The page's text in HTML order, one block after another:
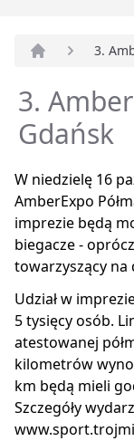
3.
3.
Gdańsk
W niedzielę 16
AmberExpo
imprezie będą
biegacze -
towarzyszący
Udział w
5 tysięcy osób.
atestowanej
kilometrów
km będą mieli
Szczegóły